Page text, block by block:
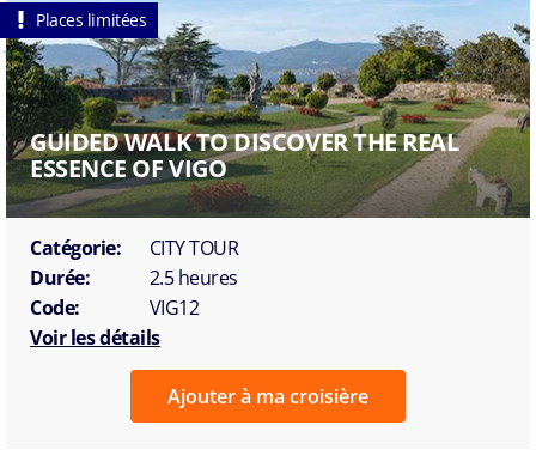
Places limitées
GUIDED WALK TO DISCOVER THE REAL
ESSENCE OF VIGO
Catégorie:
CITY TOUR
Durée:
2.5 heures
Code:
VIG12
Voir les détails
Ajouter à ma croisière